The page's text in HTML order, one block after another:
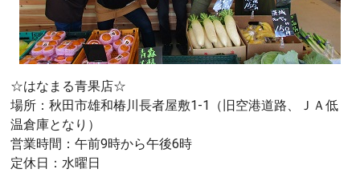
☆はなまる青果店☆
場所：秋田市雄和椿川長者屋敷1-1（旧空港道路、ＪＡ低
温倉庫となり）
営業時間：午前9時から午後6時
定休日：水曜日